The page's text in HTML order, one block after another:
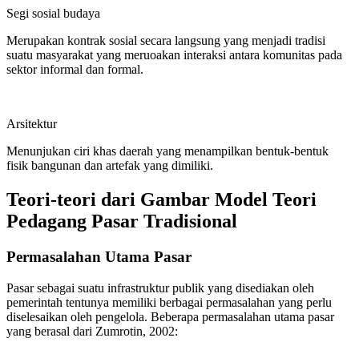
Segi sosial budaya
Merupakan kontrak sosial secara langsung yang menjadi tradisi
suatu masyarakat yang meruoakan interaksi antara komunitas pada
sektor informal dan formal.
Arsitektur
Menunjukan ciri khas daerah yang menampilkan bentuk-bentuk
fisik bangunan dan artefak yang dimiliki.
Teori-teori dari Gambar Model Teori
Pedagang Pasar Tradisional
Permasalahan Utama Pasar
Pasar sebagai suatu infrastruktur publik yang disediakan oleh
pemerintah tentunya memiliki berbagai permasalahan yang perlu
diselesaikan oleh pengelola. Beberapa permasalahan utama pasar
yang berasal dari Zumrotin, 2002: